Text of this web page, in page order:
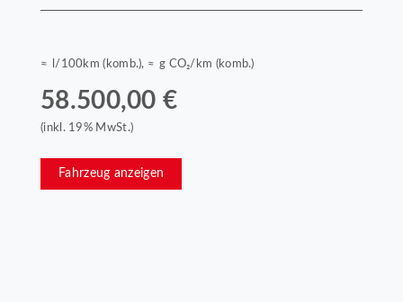
≈ l/100km (komb.), ≈ g CO₂/km (komb.)
58.500,00 €
(inkl. 19% MwSt.)
Fahrzeug anzeigen